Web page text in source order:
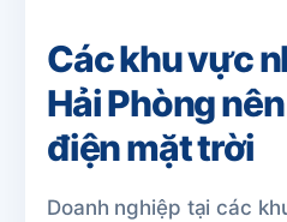
Các khu vực
Hải Phòng
điện mặt trời
Doanh nghiệp tại các